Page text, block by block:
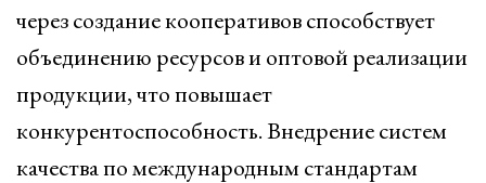
через создание кооперативов способствует
объединению ресурсов и оптовой реализации
продукции, что повышает
конкурентоспособность. Внедрение систем
качества по международным стандартам